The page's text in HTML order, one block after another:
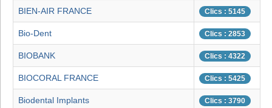
BIEN-AIR FRANCE Clics : 5145
Bio-Dent Clics : 2853
BIOBANK Clics : 4322
BIOCORAL FRANCE Clics : 5425
Biodental Implants Clics : 3790